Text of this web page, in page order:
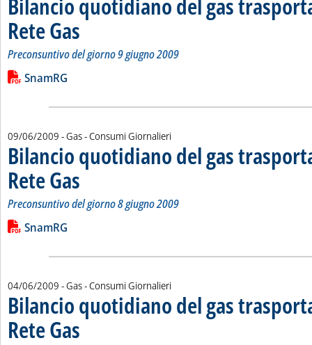
Rete Gas . Sottotitolo: Preconsuntivo del giorno 9 giugno 2009
. Pubblicata mercoledì 10 giugno 2009 alle 15.28.
Preconsuntivo del giorno 9 giugno 2009
Leggi tutta la notizia: 'Bilancio quotidiano del gas
Lista allegati PDF alla notizia
SnamRG
09/06/2009 - Gas - Consumi Giornalieri
Bilancio quotidiano del gas
Rete Gas . Sottotitolo: Preconsuntivo del giorno 8 giugno 2009
. Pubblicata martedì 09 giugno 2009 alle 14.56.
Preconsuntivo del giorno 8 giugno 2009
Leggi tutta la notizia: 'Bilancio quotidiano del gas
Lista allegati PDF alla notizia
SnamRG
04/06/2009 - Gas - Consumi Giornalieri
Bilancio quotidiano del gas
Rete Gas . Sottotitolo: Preconsuntivo del giorno 3 giugno 2009
. Pubblicata giovedì 04 giugno 2009 alle 15.22.